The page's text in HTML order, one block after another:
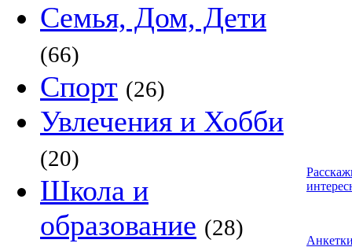
Семья, Дом, Дети
(66)
Спорт (26)
Увлечения и Хобби
(20)
Школа и
образование (28)